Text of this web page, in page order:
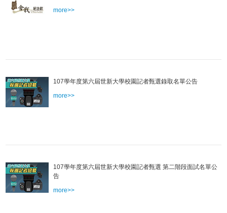
more>>
107學年度第六屆世新大學校園記者甄選錄取名單公告
more>>
107學年度第六屆世新大學校園記者甄選 第二階段面試名單公
告
more>>